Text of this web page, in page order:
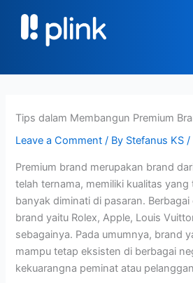
content
Tips dalam Membangun Premium
Leave a Comment / By Stefanus KS/
Premium brand merupakan brand
telah ternama, memiliki kualitas yang
banyak diminati di pasaran.
brand yaitu Rolex, Apple, Louis
sebagainya. Pada umumnya, brand
mampu tetap eksisten di berbagai
kekuarangna peminat atau